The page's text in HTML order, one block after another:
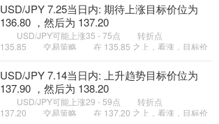
USD/JPY 7.25当日内: 期待上涨目标价位为
136.80 ，然后为 137.20
USD/JPY可能上涨35 - 75点 转折点
135.85 交易策略 在 135.85 之上，看涨，目标价
135.85 下，看空，目标价位定在
USD/JPY 7.14当日内: 上升趋势目标价位为
137.90 ，然后为 138.20
USD/JPY可能上涨29 - 59点 转折点
137.20 交易策略 在 137.20 之上，看涨，目标价